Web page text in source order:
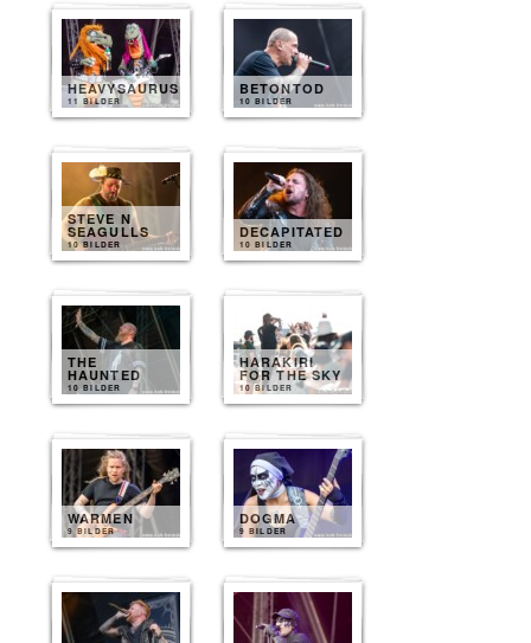
HEAVYSAURUS
11 BILDER
BETONTOD
10 BILDER
STEVE N
SEAGULLS
10 BILDER
DECAPITATED
10 BILDER
THE
HAUNTED
10 BILDER
HARAKIRI
FOR THE SKY
10 BILDER
WARMEN
9 BILDER
DOGMA
9 BILDER